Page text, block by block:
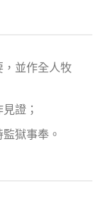
並作全人牧
證；
獄事奉。